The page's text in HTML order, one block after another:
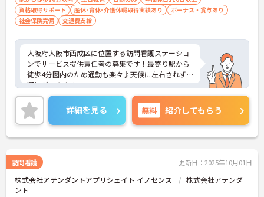
資格取得サポート
産休･育休･介護休暇取得実績あり
ボーナス・賞与あり
社会保険完備
交通費支給
大阪府大阪市西成区に位置する訪問看護ステーショ
ンでサービス提供責任者の募集です！最寄り駅から
徒歩4分圏内のため通勤も楽々♪天候に左右されず
通勤ができます！
日勤のみのお仕事で、年間休日120日以上もありプ
ライベートとの両立を目指す方におすすめの環境で
す◎資格取得支援制度もあるため働きながら取得可
能！ご自身のスキルアップもできます！丁寧な研修
とフォロー体制で、経験に関わらず安心してスター
こちらの求人にご興味がございましたら面接のポイ
ントもお伝えしますので是非ご応募お待ちしており
ます。
詳細を見る 無料 紹介してもらう
訪問看護 更新日：2025年10月01日
株式会社アテンダントアプリシェイト イノセンス
株式会社アテンダ
ント